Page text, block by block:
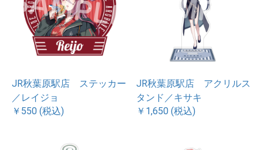
JR秋葉原駅店 ステッカー
／レイジョ
￥550 (税込)
JR秋葉原駅店 アクリルス
タンド／キサキ
￥1,650 (税込)